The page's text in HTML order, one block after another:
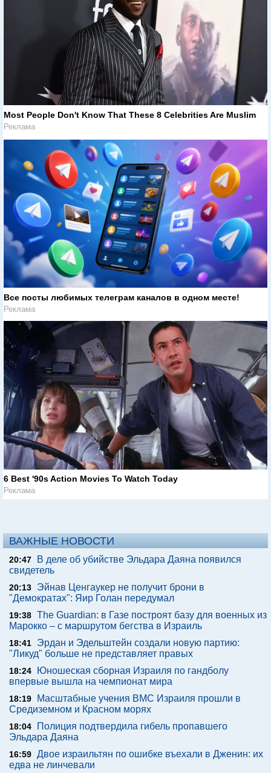
Most People Don't Know That These 8 Celebrities Are Muslim
Реклама
Все посты любимых телеграм каналов в одном месте!
Реклама
6 Best '90s Action Movies To Watch Today
Реклама
ВАЖНЫЕ НОВОСТИ
20:47
В деле об убийстве Эльдара Даяна появился
свидетель
20:13
Эйнав Ценгаукер не получит брони в
"Демократах": Яир Голан передумал
19:38 The Guardian: в Газе построят базу для военных из
Марокко – с маршрутом бегства в Израиль
18:41
Эрдан и Эдельштейн создали новую партию:
"Ликуд" больше не представляет правых
18:24
Юношеская сборная Израиля по гандболу
впервые вышла на чемпионат мира
18:19
Масштабные учения ВМС Израиля прошли в
Средиземном и Красном морях
18:04
Полиция подтвердила гибель пропавшего
Эльдара Даяна
16:59 Двое израильтян по ошибке въехали в Дженин: их
едва не линчевали